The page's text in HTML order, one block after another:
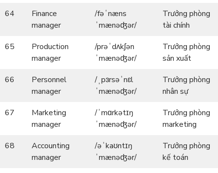
64
Finance
manager
/fəˈnæns
ˈmænəʤər/
Trưởng phòng
tài chính
65
Production
manager
/prəˈdʌkʃən
ˈmænəʤər/
Trưởng phòng
sản xuất
66
Personnel
manager
/ˌpɜrsəˈnɛl
ˈmænəʤər/
Trưởng phòng
nhân sự
67
Marketing
manager
/ˈmɑrkətɪŋ
ˈmænəʤər/
Trưởng phòng
marketing
68
Accounting
manager
/əˈkaʊntɪŋ
ˈmænəʤər/
Trưởng phòng
kế toán